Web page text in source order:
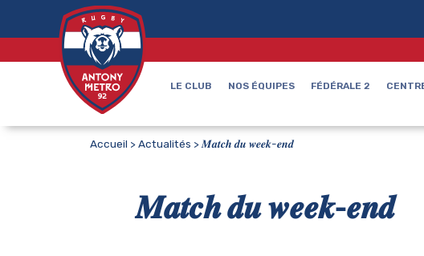
LE CLUB NOS ÉQUIPES FÉDÉRALE 2
Accueil >Actualités >𝑴𝒂𝒕𝒄𝒉 𝒅𝒖 𝒘𝒆𝒆𝒌-𝒆𝒏𝒅
𝑴𝒂𝒕𝒄𝒉 𝒅𝒖 𝒘𝒆𝒆𝒌-𝒆𝒏𝒅